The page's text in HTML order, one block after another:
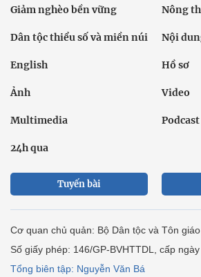
Giảm nghèo bền vững Nông
Dân tộc thiểu số và miền núi Nội
English Hồ sơ
Ảnh Video
Multimedia Podcast
24h qua
Tuyến bài
Cơ quan chủ quản: Bộ Dân tộc và Tôn giáo
Số giấy phép: 146/GP-BVHTTDL, cấp
Tổng biên tập: Nguyễn Văn Bá